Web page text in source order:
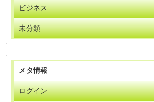
ビジネス
未分類
メタ情報
ログイン